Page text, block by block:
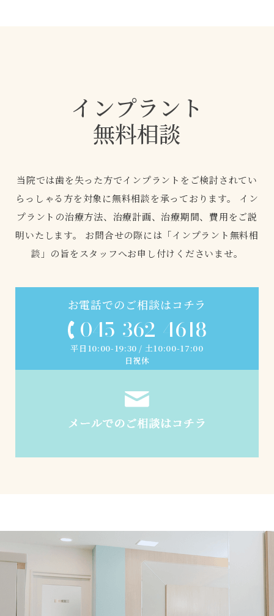
インプラント
無料相談
当院では歯を失った方でインプラントをご検討されてい
らっしゃる方を対象に無料相談を承っております。
イン
プラントの治療方法、治療計画、治療期間、費用をご説
明いたします。
お問合せの際には「インプラント無料相
談」の旨をスタッフへお申し付けくださいませ。
お電話でのご相談はコチラ
045-362-4618
平日10:00-19:30 / 土10:00-17:00
日祝休